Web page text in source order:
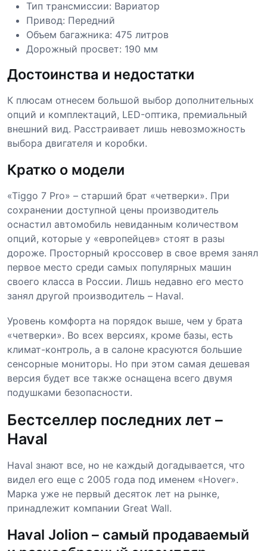
Тип трансмиссии: Вариатор
Привод: Передний
Объем багажника: 475 литров
Дорожный просвет: 190 мм
Достоинства и недостатки
К плюсам отнесем большой выбор дополнительных
опций и комплектаций, LED-оптика, премиальный
внешний вид. Расстраивает лишь невозможность
выбора двигателя и коробки.
Кратко о модели
«Tiggo 7 Pro» – старший брат «четверки». При
сохранении доступной цены производитель
оснастил автомобиль невиданным количеством
опций, которые у «европейцев» стоят в разы
дороже. Просторный кроссовер в свое время занял
первое место среди самых популярных машин
своего класса в России. Лишь недавно его место
занял другой производитель – Haval.
Уровень комфорта на порядок выше, чем у брата
«четверки». Во всех версиях, кроме базы, есть
климат-контроль, а в салоне красуются большие
сенсорные мониторы. Но при этом самая дешевая
версия будет все также оснащена всего двумя
подушками безопасности.
Бестселлер последних лет –
Haval
Haval знают все, но не каждый догадывается, что
видел его еще с 2005 года под именем «Hover».
Марка уже не первый десяток лет на рынке,
принадлежит компании Great Wall.
Haval Jolion – самый продаваемый